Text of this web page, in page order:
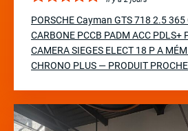
PORSCHE Cayman GTS 718 2.5 365
CARBONE PCCB PADM ACC PDLS+
CAMERA SIEGES ELECT 18 P A
CHRONO PLUS — PRODUIT